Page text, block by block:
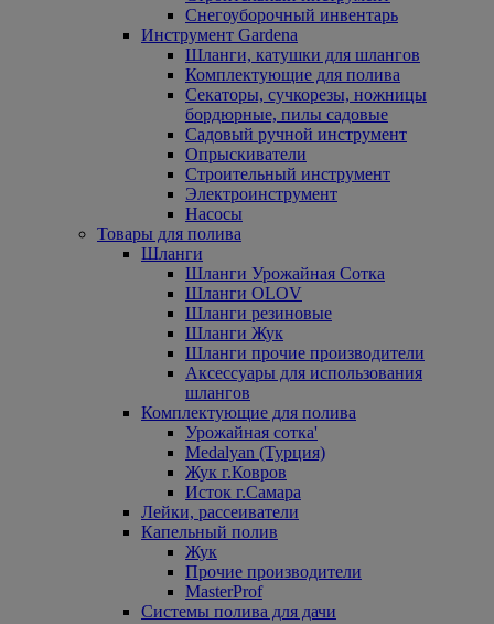
Снегоуборочный инвентарь
Инструмент Gardena
Шланги, катушки для шлангов
Комплектующие для полива
Секаторы, сучкорезы, ножницы
бордюрные, пилы садовые
Садовый ручной инструмент
Опрыскиватели
Строительный инструмент
Электроинструмент
Насосы
Товары для полива
Шланги
Шланги Урожайная Сотка
Шланги OLOV
Шланги резиновые
Шланги Жук
Шланги прочие производители
Аксессуары для использования
шлангов
Комплектующие для полива
Урожайная сотка'
Medalyan (Турция)
Жук г.Ковров
Исток г.Самара
Лейки, рассеиватели
Капельный полив
Жук
Прочие производители
MasterProf
Системы полива для дачи